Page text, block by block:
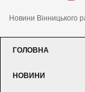
Новини Вінницького
ГОЛОВНА
НОВИНИ